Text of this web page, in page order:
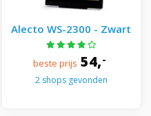
Alecto WS-2300 - Zwart
beste prijs 54,-
2 shops gevonden